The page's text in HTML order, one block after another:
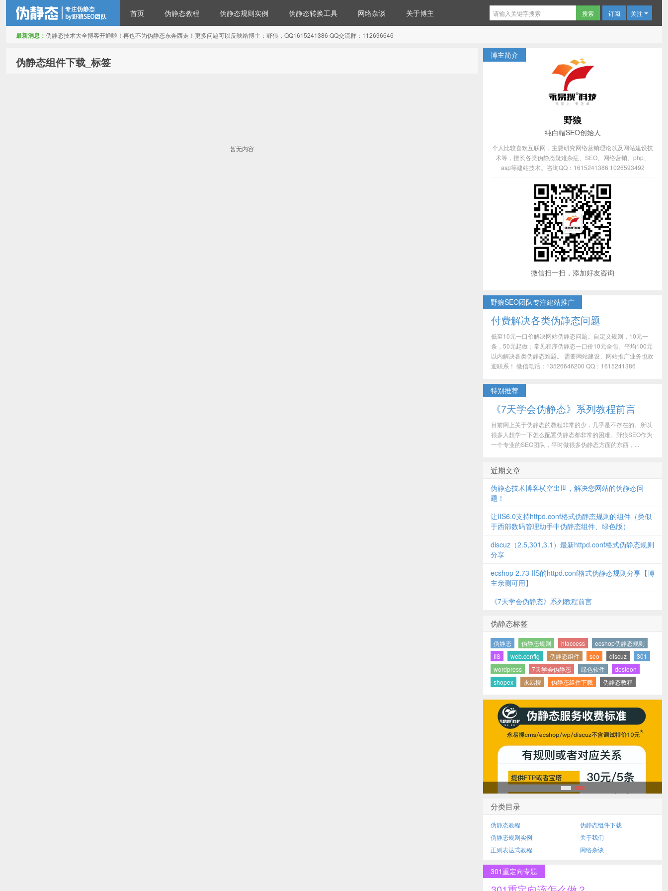
首页 伪静态教程 伪静态规则实例 伪静态转换工具 网络杂谈 关于博主 订阅 关注
最新消息： 伪静态技术大全博客开通啦！再也不为伪静态东奔西走！更多问题可以反映给博主：野狼，QQ1615241386 QQ交流群：112696646
伪静态组件下载_标签
暂无内容
博主简介
野狼
纯白帽SEO创始人
个人比较喜欢互联网，主要研究网络营销理论以及网站建设技
术等，擅长各类伪静态疑难杂症、SEO、网络营销、php、
asp等建站技术。咨询QQ：1615241386 1026593492
微信扫一扫，添加好友咨询
野狼SEO团队专注建站推广
付费解决各类伪静态问题
低至10元一口价解决网站伪静态问题。自定义规则，10元一
条，50元起做；常见程序伪静态一口价10元全包。平均100元
以内解决各类伪静态难题。 需要网站建设、网站推广业务也欢
迎联系！ 微信电话：13526646200 QQ：1615241386
特别推荐
《7天学会伪静态》系列教程前言
目前网上关于伪静态的教程非常的少，几乎是不存在的。所以
很多人想学一下怎么配置伪静态都非常的困难。野狼SEO作为
一个专业的SEO团队，平时做很多伪静态方面的东西，...
近期文章
伪静态技术博客横空出世，解决您网站的伪静态问
题！
让IIS6.0支持httpd.conf格式伪静态规则的组件（类似
于西部数码管理助手中伪静态组件、绿色版）
discuz（2.5,301,3.1）最新httpd.conf格式伪静态规则
分享
ecshop 2.73 IIS的httpd.conf格式伪静态规则分享【博
主亲测可用】
《7天学会伪静态》系列教程前言
伪静态标签
伪静态 伪静态规则 htaccess
ecshop伪静态规则
IIS
web.config 伪静态组件 seo discuz
301
wordpress
7天学会伪静态 绿色软件
destoon
shopex
永易搜 伪静态组件下载 伪静态教程
分类目录
伪静态教程
伪静态组件下载
伪静态规则实例
关于我们
正则表达式教程
网络杂谈
301重定向专题